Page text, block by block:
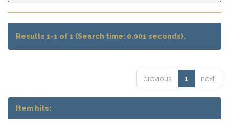
Results 1-1 of 1 (Search time: 0.001 seconds).
previous 1 next
Item hits: